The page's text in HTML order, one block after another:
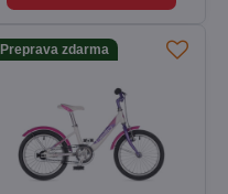
Preprava zdarma